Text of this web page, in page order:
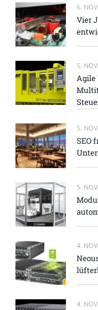
6.
Vier
5.
Agile
5.
SEO
5.
4.
4.